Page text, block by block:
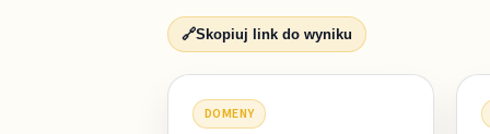
🔗Skopiuj link do wyniku
DOMENY